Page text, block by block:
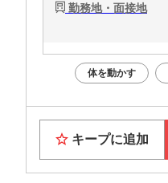
勤務地・面接地
体を動かす
キープに追加